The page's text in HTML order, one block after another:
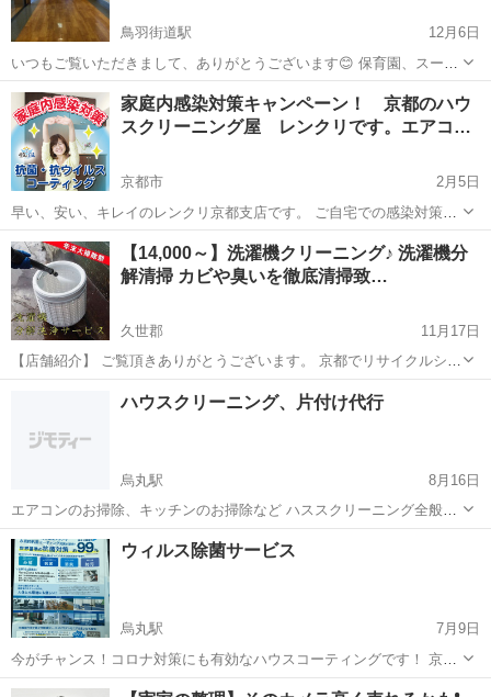
鳥羽街道駅
12月6日
いつもご覧いただきまして、ありがとうございます😊 保育園、スーパ
ー、美容院、ペットショップ、携帯ショップ、コンビニ、などなど！
床のワックス、洗浄、剥離、いかがですか？？ 新年、ピカピカの床で
迎えてください！ 見積もり...
京都 京都市 鳥羽街道駅 その他
家庭内感染対策キャンペーン！ 京都のハウ
スクリーニング屋 レンクリです。エアコ…
京都市
2月5日
早い、安い、キレイのレンクリ京都支店です。 ご自宅での感染対策は
大丈夫ですか？ レンクリからの『家庭内感染対策キャンペーン』のお
知らせです！ お問い合わせ・お申込みはお気軽に下記までお問い合わ
せください...
京都 京都市
【14,000～】洗濯機クリーニング♪ 洗濯機分
解清掃 カビや臭いを徹底清掃致…
久世郡
11月17日
【店舗紹介】 ご覧頂きありがとうございます。 京都でリサイクルショ
ップを長年経験しているスタッフが しっかりとした実績に基づき実践
致します。 ◆洗濯機分解実績 5,000台以上!! ◆もちろん販売実績も
その他
ハウスクリーニング、片付け代行
烏丸駅
8月16日
エアコンのお掃除、キッチンのお掃除など ハススクリーニング全般か
ら、大型ごみ、廃棄物の処理等まで 大小幅広いおうちまわりのハウス
クリーニングでの困りごとを 株式会社フィールドのハウスクリーニン
グ部門がお受け致します！ ...
京都 京都市 その他
ウィルス除菌サービス
烏丸駅
7月9日
今がチャンス！コロナ対策にも有効なハウスコーティングです！ 京都
の有名店にも沢山ご依頼頂いています。 今なら京都府の補助金を活用
京都 京都市 烏丸駅 その他